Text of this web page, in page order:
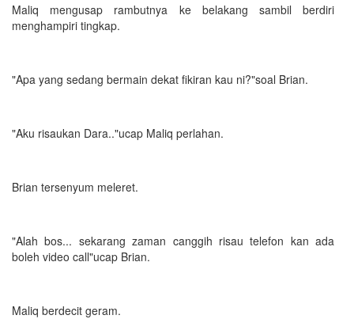
Maliq mengusap rambutnya ke belakang sambil berdiri
menghampiri tingkap.
"Apa yang sedang bermain dekat fikiran kau ni?"soal Brian.
"Aku risaukan Dara.."ucap Maliq perlahan.
Brian tersenyum meleret.
"Alah bos... sekarang zaman canggih risau telefon kan ada
boleh video call"ucap Brian.
Maliq berdecit geram.